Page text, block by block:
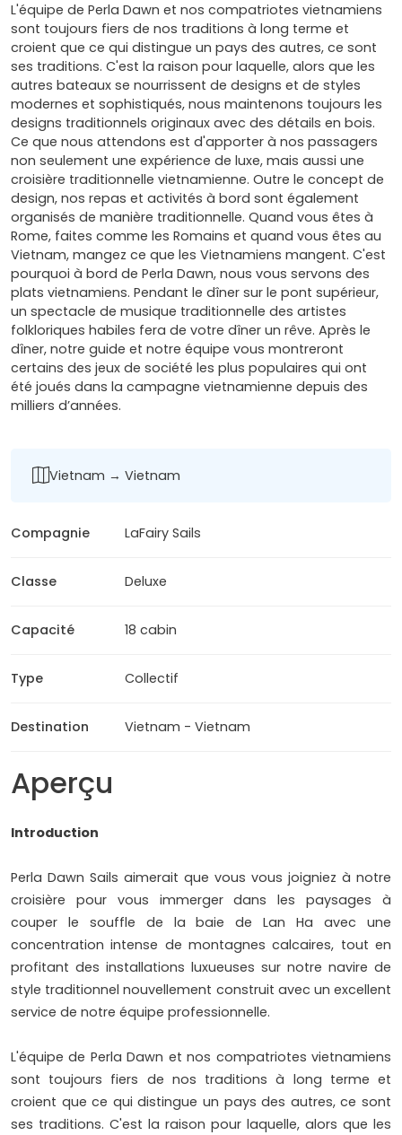
L'équipe de Perla Dawn et nos compatriotes vietnamiens
sont toujours fiers de nos traditions à long terme et
croient que ce qui distingue un pays des autres, ce sont
ses traditions. C'est la raison pour laquelle, alors que les
autres bateaux se nourrissent de designs et de styles
modernes et sophistiqués, nous maintenons toujours les
designs traditionnels originaux avec des détails en bois.
Ce que nous attendons est d'apporter à nos passagers
non seulement une expérience de luxe, mais aussi une
croisière traditionnelle vietnamienne. Outre le concept de
design, nos repas et activités à bord sont également
organisés de manière traditionnelle. Quand vous êtes à
Rome, faites comme les Romains et quand vous êtes au
Vietnam, mangez ce que les Vietnamiens mangent. C'est
pourquoi à bord de Perla Dawn, nous vous servons des
plats vietnamiens. Pendant le dîner sur le pont supérieur,
un spectacle de musique traditionnelle des artistes
folkloriques habiles fera de votre dîner un rêve. Après le
dîner, notre guide et notre équipe vous montreront
certains des jeux de société les plus populaires qui ont
été joués dans la campagne vietnamienne depuis des
milliers d’années.
Vietnam → Vietnam
Compagnie LaFairy Sails
Classe Deluxe
Capacité 18 cabin
Type Collectif
Destination Vietnam - Vietnam
Aperçu
Introduction
Perla Dawn Sails aimerait que vous vous joigniez à notre
croisière pour vous immerger dans les paysages à
couper le souffle de la baie de Lan Ha avec une
concentration intense de montagnes calcaires, tout en
profitant des installations luxueuses sur notre navire de
style traditionnel nouvellement construit avec un excellent
service de notre équipe professionnelle.
L'équipe de Perla Dawn et nos compatriotes vietnamiens
sont toujours fiers de nos traditions à long terme et
croient que ce qui distingue un pays des autres, ce sont
ses traditions. C'est la raison pour laquelle, alors que les